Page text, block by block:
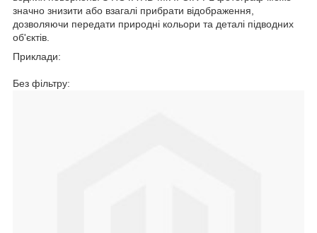
значно знизити або взагалі прибрати відображення,
дозволяючи передати природні кольори та деталі підводних
об'єктів.
Приклади:
Без фільтру: